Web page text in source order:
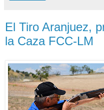
El Tiro Aranjuez,
la Caza FCC-LM